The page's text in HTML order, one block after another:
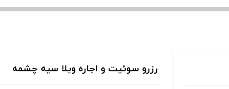
رزرو سوئیت و اجاره ویلا سیه چشمه